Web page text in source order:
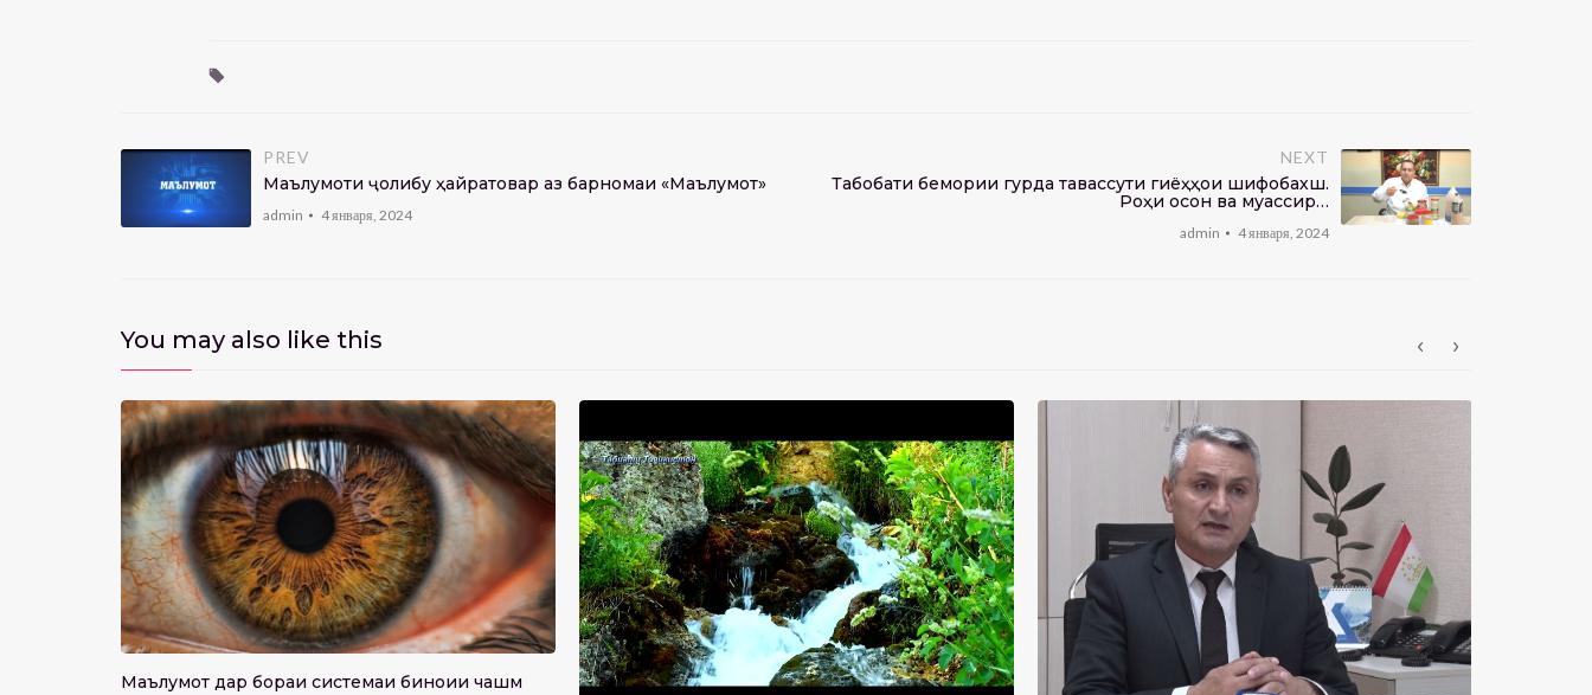
PREV
Маълумоти ҷолибу ҳайратовар аз барномаи «Маълумот»
admin 4 января, 2024
NEXT
Табобати бемории гурда тавассути гиёҳҳои шифобахш.
Роҳи осон ва муассир…
admin 4 января, 2024
You may also like this
Маълумот дар бораи системаи биноии чашм